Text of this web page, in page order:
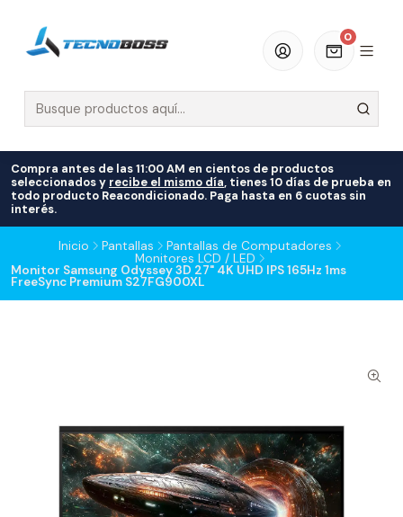
0
Compra antes de las 11:00 AM en cientos de productos
seleccionados y recibe el mismo día, tienes 10 días de prueba en
todo producto Reacondicionado. Paga hasta en 6 cuotas sin
interés.
Inicio Pantallas
Pantallas de Computadores
Monitores LCD / LED
Monitor Samsung Odyssey 3D 27" 4K UHD IPS 165Hz 1ms
FreeSync Premium S27FG900XL